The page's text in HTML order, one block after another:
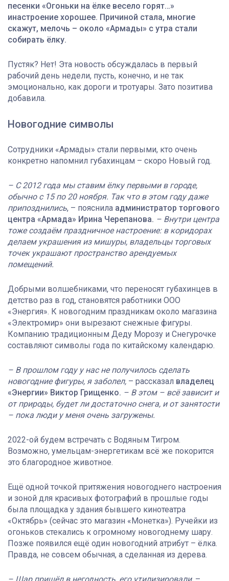
песенки «Огоньки на ёлке весело горят…»
инастроение хорошее. Причиной стала, многие
скажут, мелочь – около «Армады» с утра стали
собирать ёлку.
Пустяк? Нет! Эта новость обсуждалась в первый
рабочий день недели, пусть, конечно, и не так
эмоционально, как дороги и тротуары. Зато позитива
добавила.
Новогодние символы
Сотрудники «Армады» стали первыми, кто очень
конкретно напомнил губахинцам – скоро Новый год.
– С 2012 года мы ставим ёлку первыми в городе,
обычно с 15 по 20 ноября. Так что в этом году даже
припозднились, – пояснила администратор торгового
центра «Армада» Ирина Черепанова. – Внутри центра
тоже создаём праздничное настроение: в коридорах
делаем украшения из мишуры, владельцы торговых
точек украшают пространство арендуемых
помещений.
Добрыми волшебниками, что переносят губахинцев в
детство раз в год, становятся работники ООО
«Энергия». К новогодним праздникам около магазина
«Электромир» они вырезают снежные фигуры.
Компанию традиционным Деду Морозу и Снегурочке
составляют символы года по китайскому календарю.
– В прошлом году у нас не получилось сделать
новогодние фигуры, я заболел, – рассказал владелец
«Энергии» Виктор Грищенко. – В этом – всё зависит и
от природы, будет ли достаточно снега, и от занятости
– пока люди у меня очень загружены.
2022-ой будем встречать с Водяным Тигром.
Возможно, умельцам-энергетикам всё же покорится
это благородное животное.
Ещё одной точкой притяжения новогоднего настроения
и зоной для красивых фотографий в прошлые годы
была площадка у здания бывшего кинотеатра
«Октябрь» (сейчас это магазин «Монетка»). Ручейки из
огоньков стекались к огромному новогоднему шару.
Позже появился ещё один новогодний атрибут – ёлка.
Правда, не совсем обычная, а сделанная из дерева.